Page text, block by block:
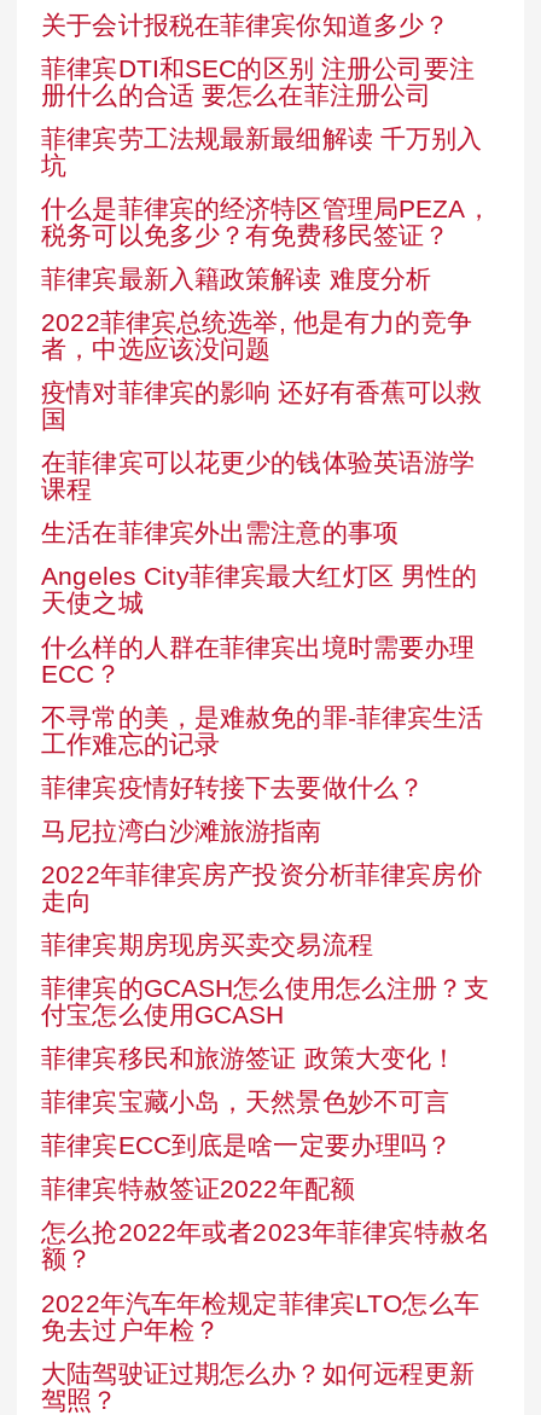
关于会计报税在菲律宾你知道多少？
菲律宾DTI和SEC的区别 注册公司要注
册什么的合适 要怎么在菲注册公司
菲律宾劳工法规最新最细解读 千万别入
坑
什么是菲律宾的经济特区管理局PEZA，
税务可以免多少？有免费移民签证？
菲律宾最新入籍政策解读 难度分析
2022菲律宾总统选举, 他是有力的竞争
者，中选应该没问题
疫情对菲律宾的影响 还好有香蕉可以救
国
在菲律宾可以花更少的钱体验英语游学
课程
生活在菲律宾外出需注意的事项
Angeles City菲律宾最大红灯区 男性的
天使之城
什么样的人群在菲律宾出境时需要办理
ECC？
不寻常的美，是难赦免的罪-菲律宾生活
工作难忘的记录
菲律宾疫情好转接下去要做什么？
马尼拉湾白沙滩旅游指南
2022年菲律宾房产投资分析菲律宾房价
走向
菲律宾期房现房买卖交易流程
菲律宾的GCASH怎么使用怎么注册？支
付宝怎么使用GCASH
菲律宾移民和旅游签证 政策大变化！
菲律宾宝藏小岛，天然景色妙不可言
菲律宾ECC到底是啥一定要办理吗？
菲律宾特赦签证2022年配额
怎么抢2022年或者2023年菲律宾特赦名
额？
2022年汽车年检规定菲律宾LTO怎么车
免去过户年检？
大陆驾驶证过期怎么办？如何远程更新
驾照？